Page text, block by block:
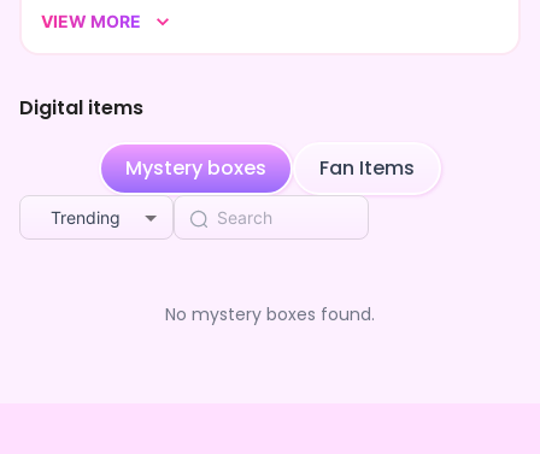
ﾆﾝｹﾞﾝの皆様に癒し?をお届けする為ﾆ、深海からやってきま
VIEW MORE
Digital items
Mystery boxes Fan Items
Trending
No mystery boxes found.